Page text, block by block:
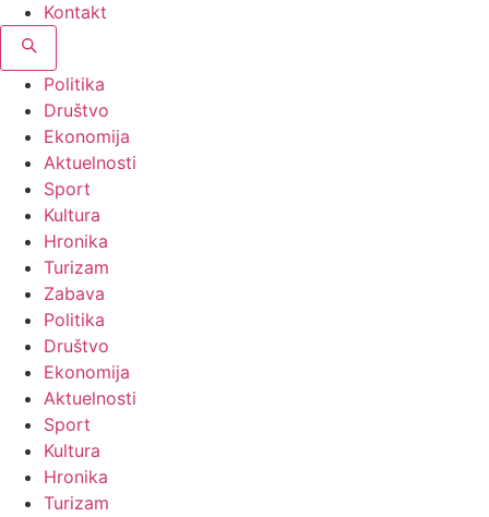
Kontakt
Politika
Društvo
Ekonomija
Aktuelnosti
Sport
Kultura
Hronika
Turizam
Zabava
Politika
Društvo
Ekonomija
Aktuelnosti
Sport
Kultura
Hronika
Turizam